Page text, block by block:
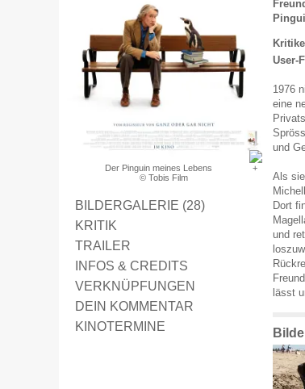
Der Pinguin meines Lebens
© Tobis Film
BILDERGALERIE (28)
KRITIK
TRAILER
INFOS & CREDITS
VERKNÜPFUNGEN
DEIN KOMMENTAR
KINOTERMINE
User-
1976
eine
und
Als
Dort
und
lässt